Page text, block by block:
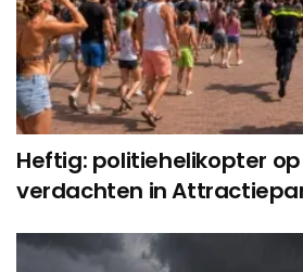
Heftig: politiehelikopter
verdachten in